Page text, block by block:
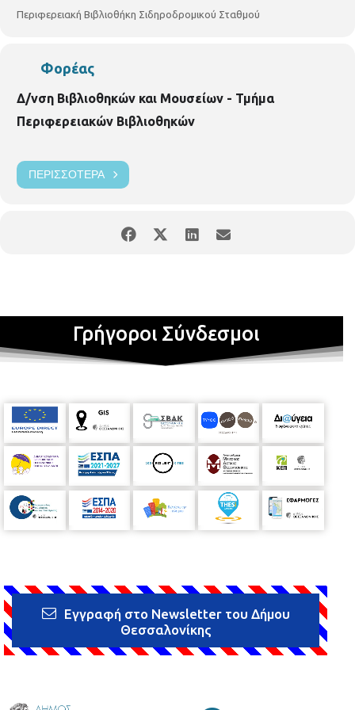
Περιφερειακή Βιβλιοθήκη Σιδηροδρομικού Σταθμού
Φορέας
Δ/νση Βιβλιοθηκών και Μουσείων - Τμήμα
Περιφερειακών Βιβλιοθηκών
ΠΕΡΙΣΣΌΤΕΡΑ
Γρήγοροι Σύνδεσμοι
Εγγραφή στο Newsletter του Δήμου
Θεσσαλονίκης